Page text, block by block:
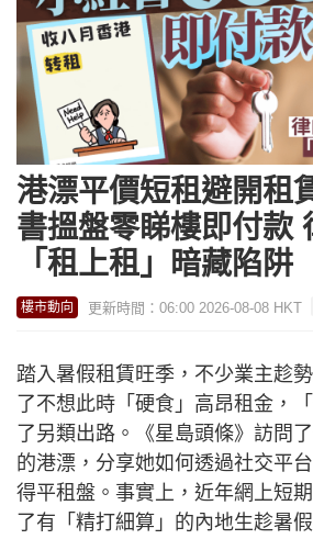
港漂平價短租避開租
書搵盤零睇樓即付款
「租上租」暗藏陷阱
樓市動向 更新時間：06:00 2026-08-08 HKT
踏入暑假租賃旺季，不少業主趁
了不想此時「硬食」高昂租金，
了另類出路。《星島頭條》訪問
的港漂，分享她如何透過社交平
得平租盤。事實上，近年網上短
了有「精打細算」的內地生趁暑